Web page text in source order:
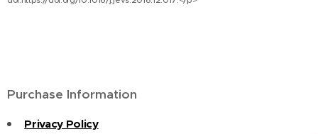
Purchase Information
Privacy Policy